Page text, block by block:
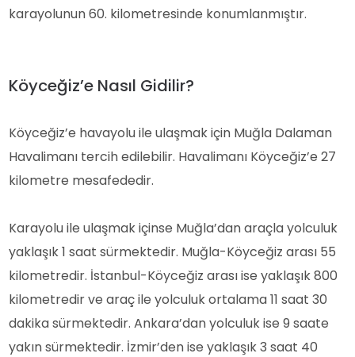
karayolunun 60. kilometresinde konumlanmıştır.
Köyceğiz’e Nasıl Gidilir?
Köyceğiz’e havayolu ile ulaşmak için Muğla Dalaman
Havalimanı tercih edilebilir. Havalimanı Köyceğiz’e 27
kilometre mesafededir.
Karayolu ile ulaşmak içinse Muğla’dan araçla yolculuk
yaklaşık 1 saat sürmektedir. Muğla-Köyceğiz arası 55
kilometredir. İstanbul-Köyceğiz arası ise yaklaşık 800
kilometredir ve araç ile yolculuk ortalama 11 saat 30
dakika sürmektedir. Ankara’dan yolculuk ise 9 saate
yakın sürmektedir. İzmir’den ise yaklaşık 3 saat 40